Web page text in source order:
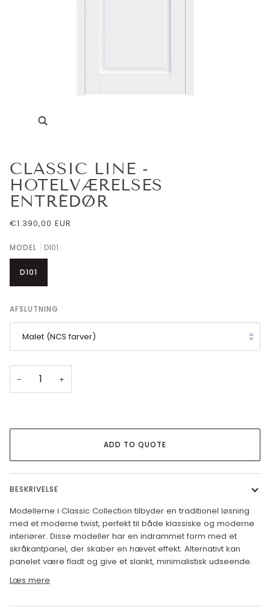
CLASSIC LINE -
HOTELVÆRELSES
ENTRÉDØR
€1.390,00 EUR
MODEL D101
D101
AFSLUTNING
Malet (NCS farver)
− +
ADD TO QUOTE
BESKRIVELSE
Modellerne i Classic Collection tilbyder en traditionel løsning
med et moderne twist, perfekt til både klassiske og moderne
interiører. Disse modeller har en indrammet form med et
skråkantpanel, der skaber en hævet effekt. Alternativt kan
panelet være fladt og give et slankt, minimalistisk udseende.
Læs mere